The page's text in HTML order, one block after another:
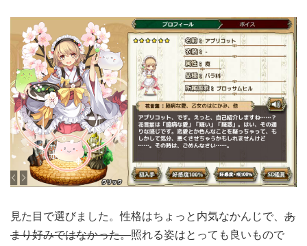
見た目で選びました。性格はちょっと内気なかんじで、 あ
まり好みではなかった。照れる姿はとっても良いもので